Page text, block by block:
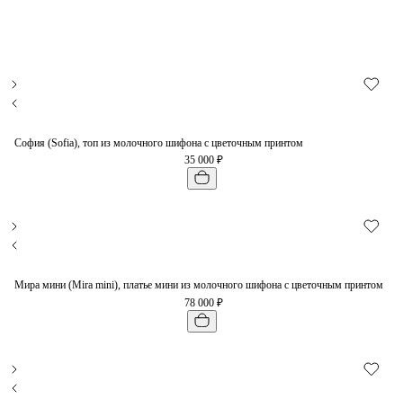
София (Sofia), топ из молочного шифона с цветочным принтом
35 000 ₽
Мира мини (Mira mini), платье мини из молочного шифона с цветочным принтом
78 000 ₽